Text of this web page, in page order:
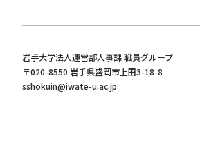
岩手大学法人運営部人事課 職員グループ
〒020-8550 岩手県盛岡市上田3-18-8
sshokuin@iwate-u.ac.jp